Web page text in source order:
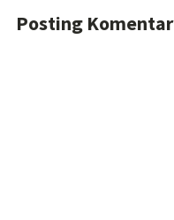
Posting Komentar